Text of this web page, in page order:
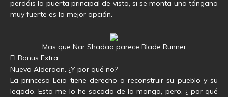
perdáis la puerta principal de vista, si se monta una tángana
muy fuerte es la mejor opción.
Mas que Nar Shadaa parece Blade Runner
El Bonus Extra.
Nueva Alderaan. ¿Y por qué no?
La princesa Leia tiene derecho a reconstruir su pueblo y su
legado. Esto me lo he sacado de la manga, pero, ¿ por qué